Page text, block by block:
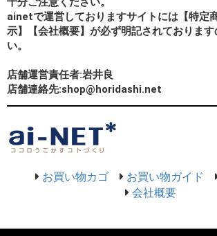
ainetで運営しておりますサイトには【特定
示】【会社概要】が必ず明記されておりま
い。
店舗運営責任者:岩井良
店舗連絡先:shop@horidashi.net
お買い物カゴ お買い物ガイド
会社概要